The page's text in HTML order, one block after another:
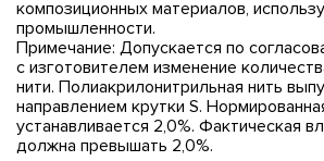
композиционных материалов,
промышленности.
Примечание: Допускается по
с изготовителем изменение
нити. Полиакрилонитрильная нить
направлением крутки S.
устанавливается 2,0%. Фактическая
должна превышать 2,0%.